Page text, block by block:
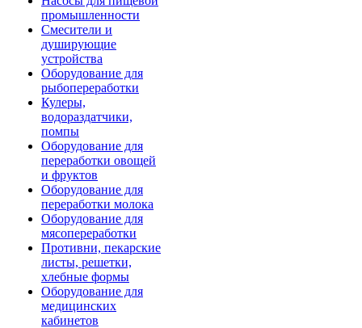
промышленности
Смесители и
душирующие
устройства
Оборудование для
рыбопереработки
Кулеры,
водораздатчики,
помпы
Оборудование для
переработки овощей
и фруктов
Оборудование для
переработки молока
Оборудование для
мясопереработки
Противни, пекарские
листы, решетки,
хлебные формы
Оборудование для
медицинских
кабинетов